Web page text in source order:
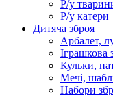
Р/у
Р/у катери
Дитяча зброя
Арбалет,
Іграшкова
Кульки,
Мечі,
Набори